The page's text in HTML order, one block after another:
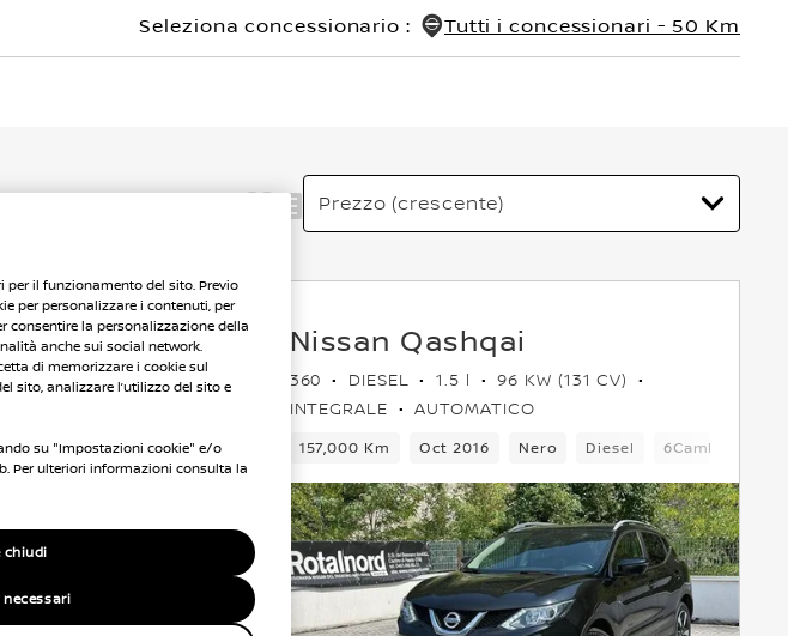
Seleziona concessionario :
Tutti i concessionari - 50 Km
Euro 4
81 KW (110 CV)
Bianco Diesel 6Cambio 5 Posti Crossover Anteriore Euro 5
Nissan Qashqai
360 DIESEL 1.5 l
96 KW (131 CV)
INTEGRALE
AUTOMATICO
157,000 Km Oct 2016 Nero Diesel 6Cambio
il funzionamento del sito. Previo
per personalizzare i contenuti, per
consentire la personalizzazione della
anche sui social network.
di memorizzare i cookie sul
sito, analizzare l’utilizzo del sito e
su "Impostazioni cookie" e/o
Per ulteriori informazioni consulta la
chiudi